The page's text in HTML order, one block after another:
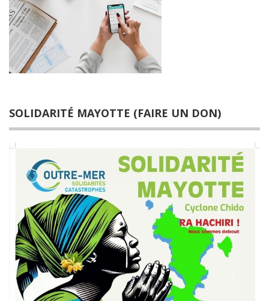
SOLIDARITÉ MAYOTTE (FAIRE UN DON)